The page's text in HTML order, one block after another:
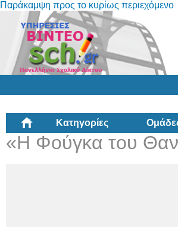
Παράκαμψη προς το κυρίως περιεχόμενο
Κατηγορίες
«Η Φούγκα του